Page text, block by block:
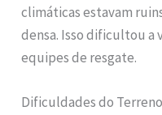
climáticas estavam
densa. Isso dificultou a
equipes de resgate.
Dificuldades do Terreno